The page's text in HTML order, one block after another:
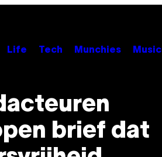
Life Tech Munchies Music
brief dat